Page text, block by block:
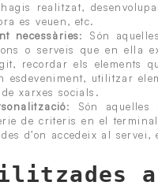
realitzat,
es veuen, etc.
necessàries: Són
o serveis que en ella
recordar els elements
esdeveniment, utilitzar
xarxes socials.
: Són aquelles
de criteris en el
d’on accedeix al servei,
a